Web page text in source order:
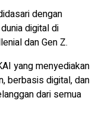
dengan
digital di
dan Gen Z.
yang menyediakan
berbasis digital, dan
dari semua